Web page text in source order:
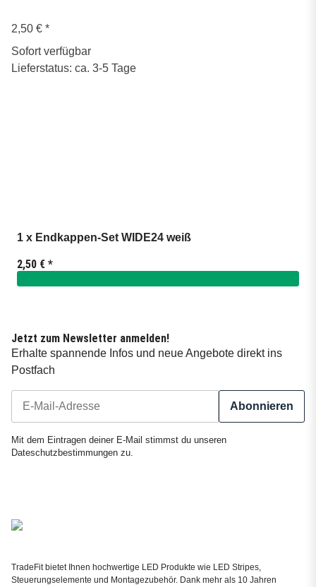
2,50 € *
Sofort verfügbar
Lieferstatus: ca. 3-5 Tage
1 x Endkappen-Set WIDE24 weiß
2,50 € *
Jetzt zum Newsletter anmelden!
Erhalte spannende Infos und neue Angebote direkt ins
Postfach
Abonnieren
Mit dem Eintragen deiner E-Mail stimmst du unseren
Dateschutzbestimmungen zu.
TradeFit bietet Ihnen hochwertige LED Produkte wie LED Stripes,
Steuerungselemente und Montagezubehör. Dank mehr als 10 Jahren